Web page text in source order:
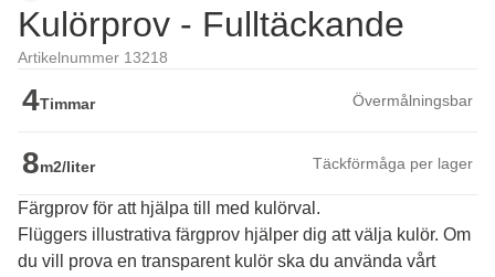
Kulörprov - Fulltäckande
Artikelnummer 13218
4Timmar Övermålningsbar
8m2/liter Täckförmåga per lager
Färgprov för att hjälpa till med kulörval.
Flüggers illustrativa färgprov hjälper dig att välja kulör. Om
du vill prova en transparent kulör ska du använda vårt